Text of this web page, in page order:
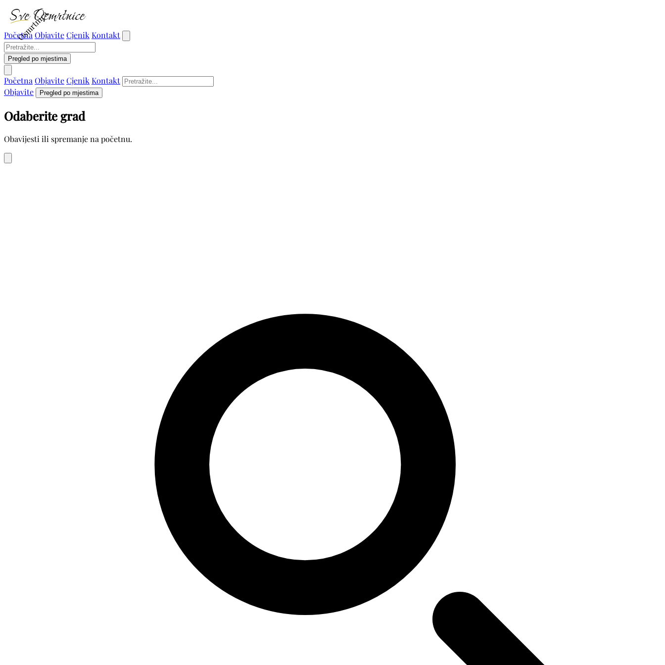
Početna ObjaviteCjenik Kontakt
Pregled po mjestima
Početna ObjaviteCjenik Kontakt
Objavite
Pregled po mjestima
Odaberite grad
Obavijesti ili spremanje na početnu.
Osmrtnica